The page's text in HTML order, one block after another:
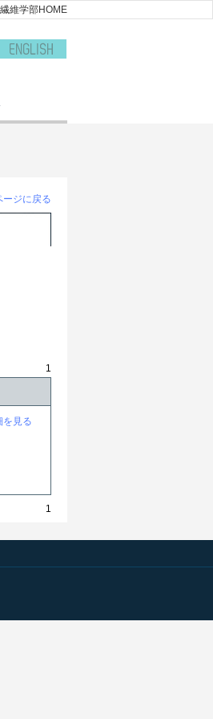
維学部HOME
ージに戻る
1
を見る
1